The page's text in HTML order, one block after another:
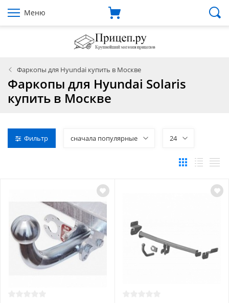
Меню
Фаркопы для Hyundai купить в Москве
Фаркопы для Hyundai Solaris
купить в Москве
Фильтр сначала популярные 24